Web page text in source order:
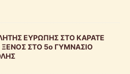
ΕΥΡΩΠΗΣ ΣΤΟ ΚΑΡΑΤΕ
ΞΕΝΟΣ ΣΤΟ 5ο ΓΥΜΝΑΣΙΟ